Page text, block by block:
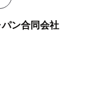
ン合同会社